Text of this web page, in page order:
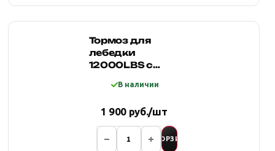
Тормоз для
лебедки
12000LBS с
выходом (в
колодками)
В наличии
1 900 руб./шт
В КОРЗИНУ